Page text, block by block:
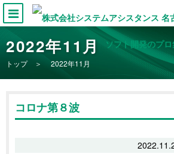
2022年11月
トップ＞ 2022年11月
コロナ第８波